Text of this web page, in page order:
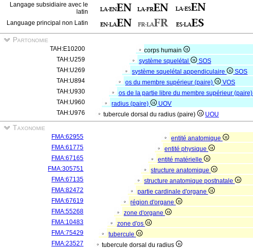
Langage subsidiaire avec le
latin
Language principal non Latin
Partonomie
TAH:E10200
corps humain
TAH:U259
système squelétal
SOS
TAH:U269
système squelétal appendiculaire
SOS
TAH:U894
os du membre supérieur (paire)
VOS
TAH:U930
os de la partie libre du membre supérieur (paire)
TAH:U960
radius (paire)
UOV
TAH:U976
tubercule dorsal du radius (paire) UOU
Taxonomie
FMA:62955
entité anatomique
FMA:61775
entité physique
FMA:67165
entité matérielle
FMA:305751
structure anatomique
FMA:67135
structure anatomique postnatale
FMA:82472
partie cardinale d'organe
FMA:67619
région d'organe
FMA:55268
zone d'organe
FMA:10483
zone d'os
FMA:75429
tubercule
FMA:23527
tubercule dorsal du radius